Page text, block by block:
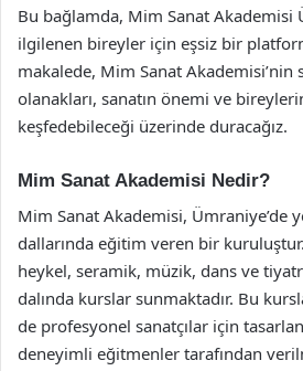
Bu bağlamda, Mim Sanat Akademisi
ilgilenen bireyler için eşsiz bir
makalede, Mim Sanat
olanakları, sanatın önemi ve bireylerin
keşfedebileceği üzerinde duracağız.
Mim Sanat Akademisi Nedir?
Mim Sanat Akademisi, Ümraniye’de
dallarında eğitim veren bir
heykel, seramik, müzik, dans ve
dalında kurslar sunmaktadır. Bu
de profesyonel sanatçılar için
deneyimli eğitmenler tarafından